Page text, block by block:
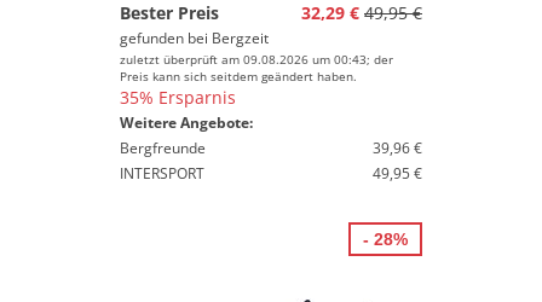
Bester Preis
32,29 € 49,95 €
gefunden bei Bergzeit
zuletzt überprüft am 09.08.2026 um 00:43; der
Preis kann sich seitdem geändert haben.
35% Ersparnis
Weitere Angebote:
Bergfreunde
39,96 €
INTERSPORT
49,95 €
- 28%